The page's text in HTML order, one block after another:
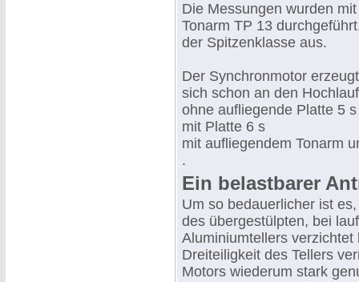
Die Messungen wurden
Tonarm TP 13
der Spitzenklasse aus.
Der Synchronmotor
sich schon an den
ohne aufliegende Platte 5 s
mit Platte 6 s
mit aufliegendem Tonarm
.
Ein belastbarer
Um so bedauerlicher ist
des übergestülpten, bei
Aluminiumtellers
Dreiteiligkeit des Tellers
Motors wiederum stark